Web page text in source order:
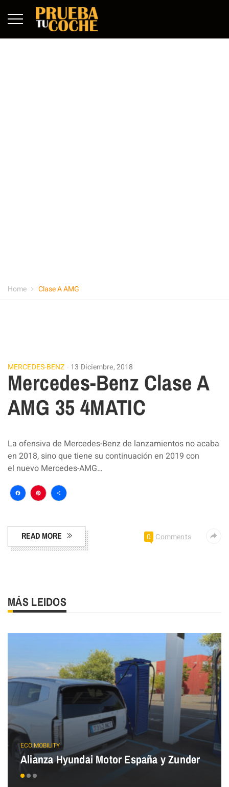
Home Clase A AMG
MERCEDES-BENZ 13 Diciembre, 2018
Mercedes-Benz Clase A
AMG 35 4MATIC
La ofensiva de Mercedes-Benz de lanzamientos no acaba
en 2018, sino que tiene su continuación en 2019 con
el nuevo Mercedes-AMG…
Facebook
Pinterest
Compartir
READ MORE 0 Comments
MÁS LEIDOS
ECO MOBILITY
Alianza Hyundai Motor España y Zunder